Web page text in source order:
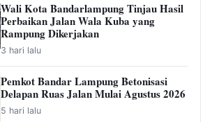
Wali Kota Bandarlampung Tinjau Hasil
Perbaikan Jalan Wala Kuba yang
Rampung Dikerjakan
3 hari lalu
Pemkot Bandar Lampung Betonisasi
Delapan Ruas Jalan Mulai Agustus 2026
5 hari lalu